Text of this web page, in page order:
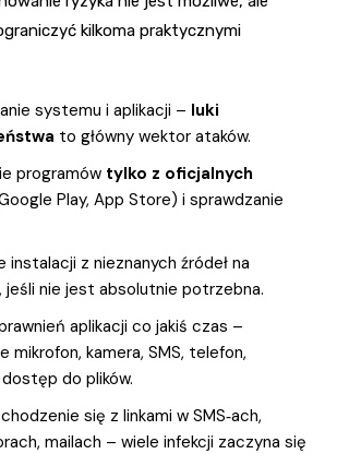
kilkoma praktycznymi
systemu i aplikacji – luki
to główny wektor ataków.
programów tylko z oficjalnych
Play, App Store) i sprawdzanie
instalacji z nieznanych źródeł na
jeśli nie jest absolutnie potrzebna.
aplikacji co jakiś czas –
mikrofon, kamera, SMS, telefon,
do plików.
się z linkami w SMS‑ach,
mailach – wiele infekcji zaczyna się